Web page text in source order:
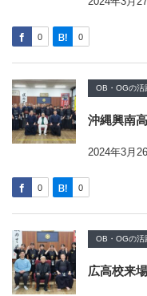
0 0
OB・OGの活
沖縄興南
2024年3月
0 0
OB・OGの活
広高校来場